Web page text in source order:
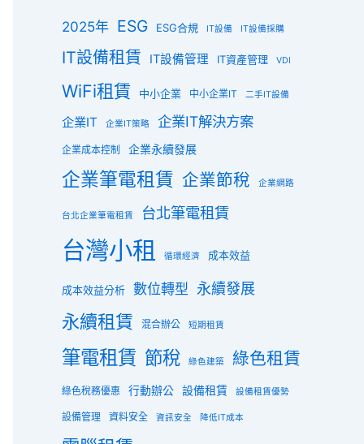
2025年 ESG ESG合規 IT設備 IT設備採購
IT設備租賃 IT設備管理 IT資產管理 VDI
WiFi租賃 中小企業 中小企業IT 二手IT設備
企業IT 企業IT策略 企業IT解決方案
企業成本控制 企業永續發展
企業筆電租賃 企業節稅 企業網路
台北企業筆電租賃 台北筆電租賃
台灣小租 循環經濟 成本效益
成本效益分析 數位轉型 永續發展
永續租賃 混合辦公 短期租賃
筆電租賃 節稅 綠色建築 綠色租賃
綠色稅務優惠 行動辦公 設備租賃 設備租賃優勢
設備管理 資料安全 資訊安全 降低IT成本